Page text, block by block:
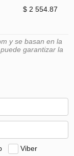
$ 2 554.87
y se basan en la
garantizar la
Viber